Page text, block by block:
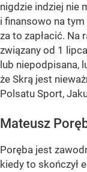
nigdzie indziej nie
i finansowo na tym
za to zapłacić. Na
związany od 1
lub niepodpisana,
że Skrą jest
Polsatu Sport,
Mateusz
Poręba jest
kiedy to skończył